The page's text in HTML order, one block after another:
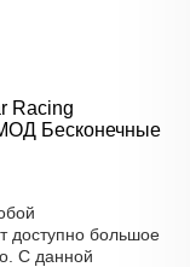
Racing
Бесконечные
доступно большое
С данной